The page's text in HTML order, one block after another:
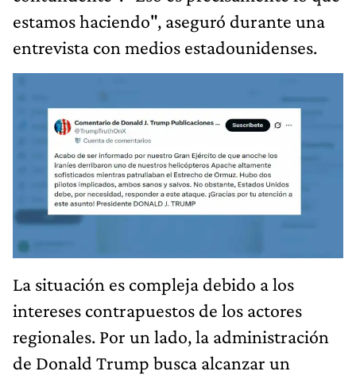
estamos haciendo", aseguró durante una
entrevista con medios estadounidenses.
La situación es compleja debido a los
intereses contrapuestos de los actores
regionales. Por un lado, la administración
de Donald Trump busca alcanzar un